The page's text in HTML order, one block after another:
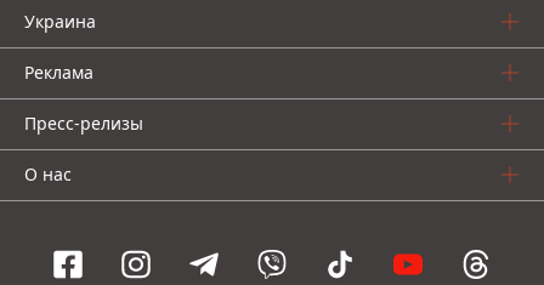
Украина
Реклама
Пресс-релизы
О нас